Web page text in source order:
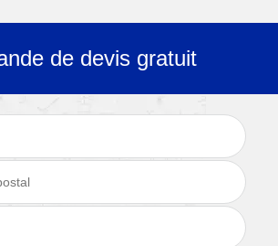
de devis gratuit